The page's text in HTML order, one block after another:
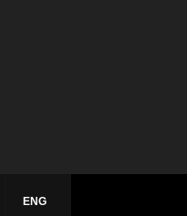
ENG